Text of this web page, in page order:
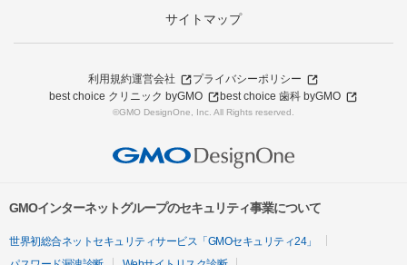
サイトマップ
利用規約運営会社
プライバシーポリシー
best choice クリニック byGMO
best choice 歯科 byGMO
©GMO DesignOne, Inc. All Rights reserved.
GMOインターネットグループのセキュリティ事業について
世界初総合ネットセキュリティサービス「GMOセキュリティ24」